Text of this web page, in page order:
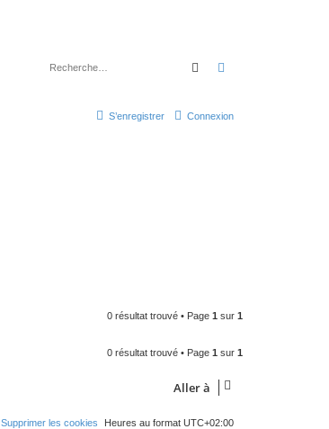
Rechercher
Connexion
S’enregistrer
0 résultat trouvé • Page 1 sur 1
0 résultat trouvé • Page 1 sur 1
Aller à
Heures au format UTC+02:00
Supprimer les cookies